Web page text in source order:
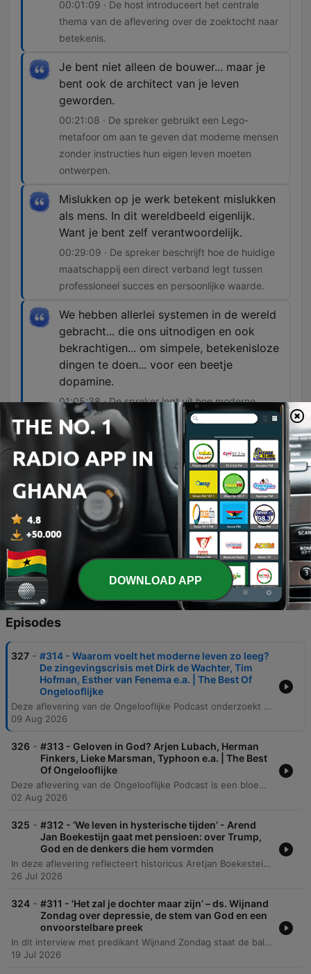
00:01:09 · De host introduceert het centrale
thema van de aflevering over de zoektocht naar
betekenis.
Je bent niet alleen de bouwer... maar je
bent ook de architect van je leven
geworden.
00:21:08 · De spreker gebruikt een Lego-
metafoor om aan te geven dat moderne mensen
zonder instructies hun eigen leven moeten
ontwerpen.
Mislukken op je werk betekent mislukken
als mens. In dit wereldbeeld eigenlijk.
Want je bent zelf verantwoordelijk.
00:29:09 · De spreker beschrijft hoe de huidige
maatschappij een direct verband legt tussen
professioneel succes en persoonlijke waarde.
We hebben allerlei systemen in de wereld
gebracht... die ons uitnodigen en ook
bekrachtigen... om simpele, betekenisloze
dingen te doen... voor een beetje
dopamine.
01:05:38 · De spreker legt uit hoe moderne
technologie en industrie inspelen op onze drang
naar snelle, oppervlakkige beloningen.
Je hebt een hele normale reactie op
abnormale omstandigheden. En je bent
niet ziek. Je bent eigenlijk heel erg
gezond.
01:14:51 · Katie Vlaardingenbroek normaliseert
de emotionele reacties van mensen die kampen
met mentale problematiek.
Episodes
327 - #314 - Waarom voelt het moderne leven zo leeg?
De zingevingscrisis met Dirk de Wachter, Tim
Hofman, Esther van Fenema e.a. | The Best Of
Ongelooflijke
Deze aflevering van de Ongelooflijke Podcast onderzoekt de huidige zingevingscrisis in de westerse samenleving. Experts zoals psychiater Dirk de Wachter en auteur Esther van Venema reflecteren op hoe het wegvallen van religieuze en collectieve structuren heeft geleid tot een gevoel van leegte, individualisering en existentiële kwetsbaarheid. De discussie behandelt de filosofische implicaties van de 'dood van God', waarbij de enorme individuele verantwoordelijkheid en de zoektocht naar verbinding bij millennials centraal staan. De sprekers analyseren hoe het ontbreken van een groot gemeenschappelijk verhaal kan leiden tot spirituele armoede, maar ook hoe een nieuwe focus op waarden als genade, verzoening en een 'life purpose' essentieel is voor mentale gezondheid.
09 Aug 2026
326 - #313 - Geloven in God? Arjen Lubach, Herman
Finkers, Lieke Marsman, Typhoon e.a. | The Best
Of Ongelooflijke
Deze aflevering van de Ongelooflijke Podcast is een bloemlezing van de beste gesprekken uit zeven jaar, met onder andere fragmenten van Arjen Lubach en Herman Finkers. De segmenten verkennen verschillende perspectieven op geloof, variërend van het rationalisme van Lubach tot de acceptatie van het absurde door Finkers. De aflevering bespreekt daarnaast religie en spiritualiteit in een seculier Nederland, de spirituele zoektocht van rapper Typhoon en de spanning tussen rationaliteit en poëtische beleving. Ook de persoonlijke ervaringen van Lieke Marsman met spiritualiteit tijdens ziekte en de filosofie van Pascal komen aan bod.
02 Aug 2026
325 - #312 - ‘We leven in hysterische tijden’ - Arend
Jan Boekestijn gaat met pensioen: over Trump,
God en de denkers die hem vormden
In deze aflevering reflecteert historicus Aretjan Boekestein op zijn pensioen, zijn carrière als docent en de impact van de podcast op zijn leven. Hij deelt persoonlijke herinneringen aan zijn beginjaren bij het NRC Handelsblad, de invloed van zijn vader en zijn intellectuele vorming in een liberaal-christelijk milieu. Het gesprek verschuift naar diepere politieke en filosofische thema's, waaronder de spanning tussen nationale identiteit en Europese integratie, de theorieën van Reinhold Niebuhr over macht en moreel realisme, en de geopolitieke complexiteit van de moderne wereld. De aflevering sluit af met een reflectie op de kracht van klassieke muziek en de waarde van bescheidenheid.
26 Jul 2026
324 - #311 - 'Het zal je dochter maar zijn’ – ds. Wijnand
Zondag over depressie, de stem van God en een
onvoorstelbare preek
In dit interview met predikant Wijnand Zondag staat de balans tussen levensernst en goddelijke bevrijding centraal. Het gesprek verkent zijn persoonlijke reis van hoogleraar naar predikant, waarbij hij reflecteert op zijn roeping, de veranderende relatie van de gereformeerde kerk met de media en de strijd tegen vooroordelen over een beklemmende geloofswereld. De diepte van het gesprek wordt bereikt wanneer Zondag spreekt over persoonlijke crises, waaronder zijn strijd met depressie en het tragische verlies van zijn dochter door een verkeersongeluk. Hij deelt hoe hij in deze periodes van rouw en Godverlorenheid troost vond en de noodzaak van openheid over verdriet bespreekt.
19 Jul 2026
DOWNLOAD APP